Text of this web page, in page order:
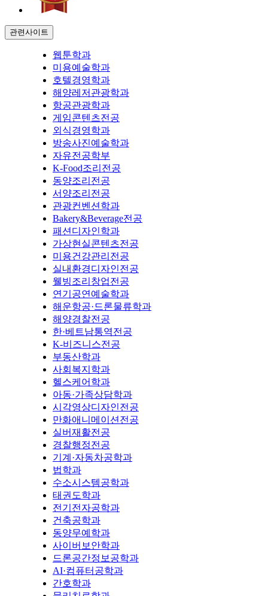
관련사이트
웹툰학과
미용예술학과
호텔경영학과
해양레저관광학과
항공관광학과
게임콘텐츠전공
외식경영학과
방송사진예술학과
자유전공학부
K-Food조리전공
동양조리전공
서양조리전공
관광컨벤션학과
Bakery&Beverage전공
패션디자인학과
가상현실콘텐츠전공
미용건강관리전공
실내환경디자인전공
웰빙조리창업전공
연기공연예술학과
해운항공·드론물류학과
해양경찰전공
한·베트남통역전공
K-비즈니스전공
부동산학과
사회복지학과
헬스케어학과
아동·가족상담학과
시각영상디자인전공
만화애니메이션전공
실버재활전공
경찰행정전공
기계·자동차공학과
법학과
수소시스템공학과
태권도학과
전기전자공학과
건축공학과
동양무예학과
사이버보안학과
드론공간정보공학과
AI·컴퓨터공학과
간호학과